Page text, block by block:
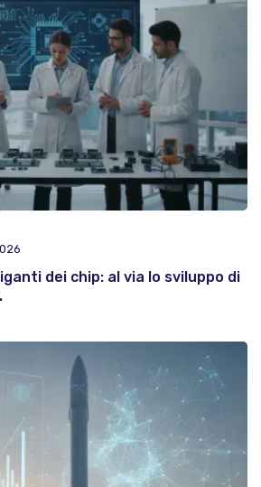
dei chip: al via lo sviluppo di